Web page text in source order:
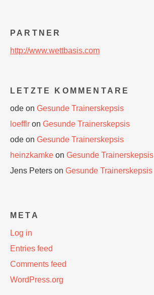
PARTNER
http://www.wettbasis.com
LETZTE KOMMENTARE
ode on Gesunde Trainerskepsis
loefflr on Gesunde Trainerskepsis
ode on Gesunde Trainerskepsis
heinzkamke on Gesunde Trainerskepsis
Jens Peters on Gesunde Trainerskepsis
META
Log in
Entries feed
Comments feed
WordPress.org